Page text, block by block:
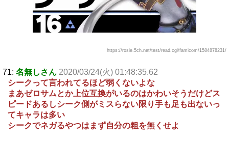
https://rosie.5ch.net/test/read.cgi/famicom/1584878231/
71: 名無しさん 2020/03/24(火) 01:48:35.62
シークって言われてるほど弱くないよな
まあゼロサムとか上位互換がいるのはかわいそうだけどス
ピードあるしシーク側がミスらない限り手も足も出ないっ
てキャラは多い
シークでネガるやつはまず自分の粗を無くせよ